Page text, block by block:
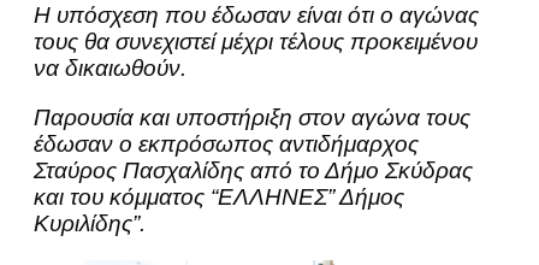
Η υπόσχεση που έδωσαν είναι ότι ο αγώνας
τους θα συνεχιστεί μέχρι τέλους προκειμένου
να δικαιωθούν.
Παρουσία και υποστήριξη στον αγώνα τους
έδωσαν ο εκπρόσωπος αντιδήμαρχος
Σταύρος Πασχαλίδης από το Δήμο Σκύδρας
και του κόμματος “ΕΛΛΗΝΕΣ” Δήμος
Κυριλίδης”.